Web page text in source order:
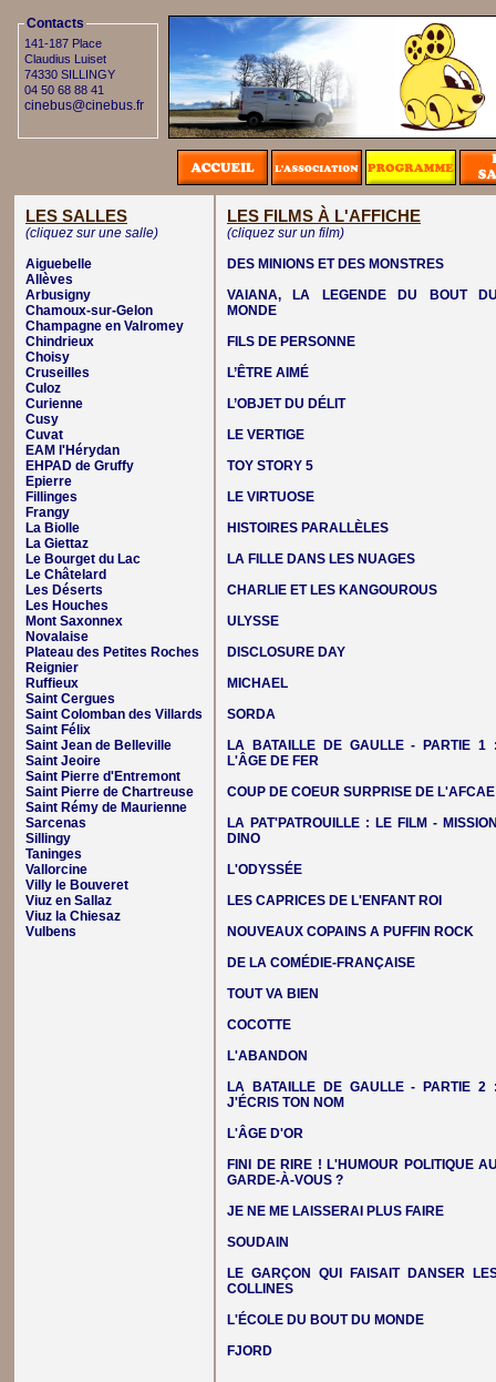
Contacts
141-187 Place
Claudius Luiset
74330 SILLINGY
04 50 68 88 41
cinebus@cinebus.fr
LES SALLES
(cliquez sur une salle)
Aiguebelle
Allèves
Arbusigny
Chamoux-sur-Gelon
Champagne en Valromey
Chindrieux
Choisy
Cruseilles
Culoz
Curienne
Cusy
Cuvat
EAM l'Hérydan
EHPAD de Gruffy
Epierre
Fillinges
Frangy
La Biolle
La Giettaz
Le Bourget du Lac
Le Châtelard
Les Déserts
Les Houches
Mont Saxonnex
Novalaise
Plateau des Petites Roches
Reignier
Ruffieux
Saint Cergues
Saint Colomban des Villards
Saint Félix
Saint Jean de Belleville
Saint Jeoire
Saint Pierre d'Entremont
Saint Pierre de Chartreuse
Saint Rémy de Maurienne
Sarcenas
Sillingy
Taninges
Vallorcine
Villy le Bouveret
Viuz en Sallaz
Viuz la Chiesaz
Vulbens
LES FILMS À L'AFFICHE
(cliquez sur un film)
DES MINIONS ET DES MONSTRES
VAIANA, LA LEGENDE DU BOUT
MONDE
FILS DE PERSONNE
L’ÊTRE AIMÉ
L’OBJET DU DÉLIT
LE VERTIGE
TOY STORY 5
LE VIRTUOSE
HISTOIRES PARALLÈLES
LA FILLE DANS LES NUAGES
CHARLIE ET LES KANGOUROUS
ULYSSE
DISCLOSURE DAY
MICHAEL
SORDA
LA BATAILLE DE GAULLE - PARTIE 1
L'ÂGE DE FER
COUP DE COEUR SURPRISE DE L'AFCAE
LA PAT'PATROUILLE : LE FILM -
DINO
L'ODYSSÉE
LES CAPRICES DE L'ENFANT ROI
NOUVEAUX COPAINS A PUFFIN ROCK
DE LA COMÉDIE-FRANÇAISE
TOUT VA BIEN
COCOTTE
L'ABANDON
LA BATAILLE DE GAULLE - PARTIE 2
J'ÉCRIS TON NOM
L'ÂGE D'OR
FINI DE RIRE ! L'HUMOUR POLITIQUE
GARDE-À-VOUS ?
JE NE ME LAISSERAI PLUS FAIRE
SOUDAIN
LE GARÇON QUI FAISAIT DANSER
COLLINES
L'ÉCOLE DU BOUT DU MONDE
FJORD